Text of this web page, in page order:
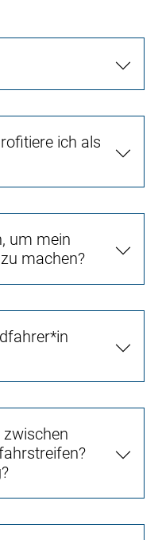
ich als
um mein
machen?